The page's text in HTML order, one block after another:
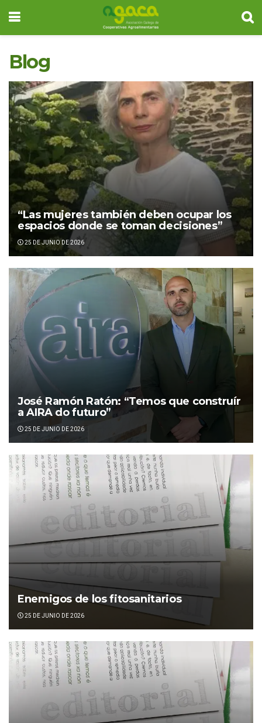
Blog
“Las mujeres también deben ocupar los
espacios donde se toman decisiones”
25 DE JUNIO DE 2026
José Ramón Ratón: “Temos que construír
a AIRA do futuro”
25 DE JUNIO DE 2026
Enemigos de los fitosanitarios
25 DE JUNIO DE 2026